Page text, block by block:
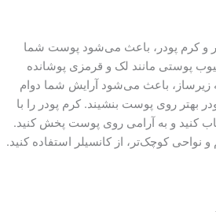
و کرم پودر، باعث می‌شود پوست شما
پوستی مانند لک و قرمزی پوشانده
زیرساز، باعث می‌شود آرایش شما دوام
بهتر روی پوست بنشیند. کرم پودر را با
کنید و به آرامی روی پوست پخش کنید.
کوچک‌تر، از کانسیلر استفاده کنید.